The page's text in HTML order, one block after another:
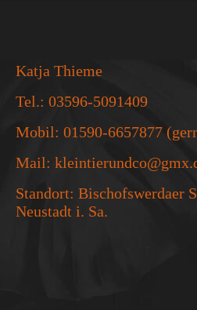
Katja Thieme
Tel.: 03596-5091409
Mobil: 01590-6657877
Mail:
Standort: Bischofswerdaer
Neustadt i. Sa.